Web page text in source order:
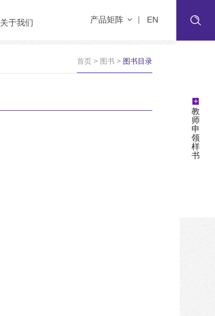
关于我们 产品矩阵 EN
+
教
师
申
领
样
书
首页 > 图书 > 图书目录